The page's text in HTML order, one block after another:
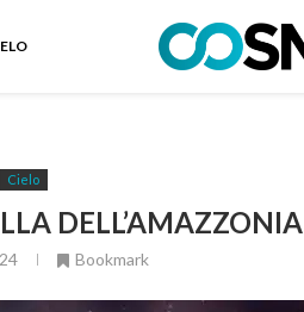
Cielo
DELL’AMAZZONIA
Bookmark